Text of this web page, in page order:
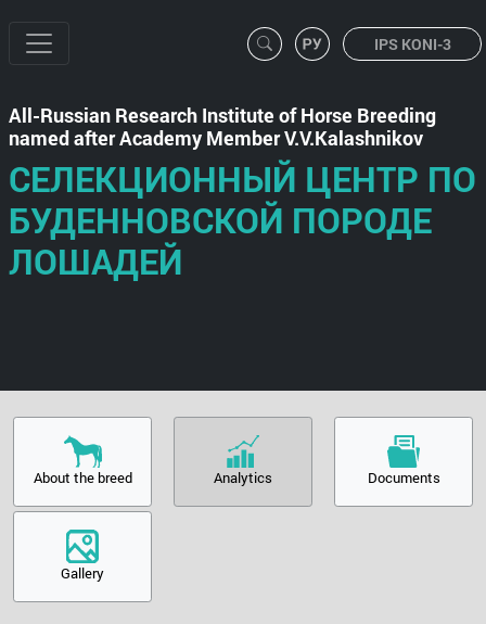
IPS KONI-3
All-Russian Research Institute of Horse Breeding
named after Academy Member V.V.Kalashnikov
СЕЛЕКЦИОННЫЙ ЦЕНТР ПО
БУДЕННОВСКОЙ ПОРОДЕ
ЛОШАДЕЙ
About the breed Analytics Documents
Gallery